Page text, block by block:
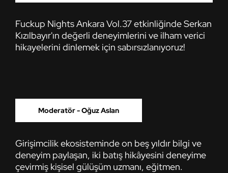
Fuckup Nights Ankara Vol.37 etkinliğinde Serkan
Kızılbayır'ın değerli deneyimlerini ve ilham verici
hikayelerini dinlemek için sabırsızlanıyoruz!
Moderatör - Oğuz Aslan
Girişimcilik ekosisteminde on beş yıldır bilgi ve
deneyim paylaşan, iki batış hikâyesini deneyime
çevirmiş kişisel gülüşüm uzmanı, eğitmen.